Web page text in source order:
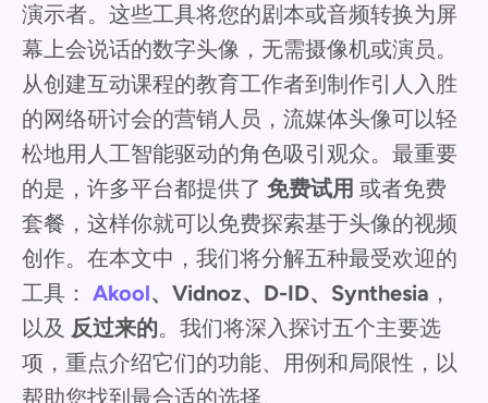
演示者。这些工具将您的剧本或音频转换为屏
幕上会说话的数字头像，无需摄像机或演员。
从创建互动课程的教育工作者到制作引人入胜
的网络研讨会的营销人员，流媒体头像可以轻
松地用人工智能驱动的角色吸引观众。最重要
的是，许多平台都提供了 免费试用 或者免费
套餐，这样你就可以免费探索基于头像的视频
创作。在本文中，我们将分解五种最受欢迎的
工具： Akool、Vidnoz、D-ID、Synthesia ，
以及 反过来的。我们将深入探讨五个主要选
项，重点介绍它们的功能、用例和局限性，以
帮助您找到最合适的选择。